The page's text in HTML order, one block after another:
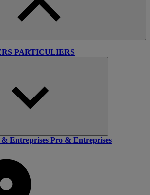
PARTICULIERS
& Entreprises Pro & Entreprises